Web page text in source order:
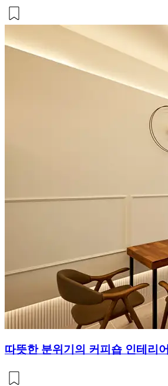
따뜻한 분위기의 커피숍 인테리어